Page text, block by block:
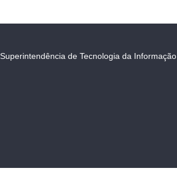
Superintendência de Tecnologia da Informação